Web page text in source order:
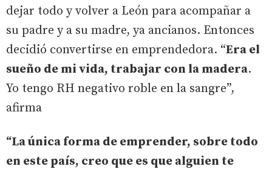
dejar todo y volver a León para acompañar a
su padre y a su madre, ya ancianos. Entonces
decidió convertirse en emprendedora. “Era el
sueño de mi vida, trabajar con la madera.
Yo tengo RH negativo roble en la sangre”,
afirma
“La única forma de emprender, sobre todo
en este país, creo que es que alguien te